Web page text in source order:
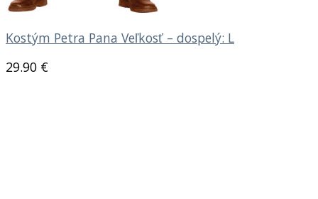
Kostým Petra Pana Veľkosť – dospelý: L
29.90 €